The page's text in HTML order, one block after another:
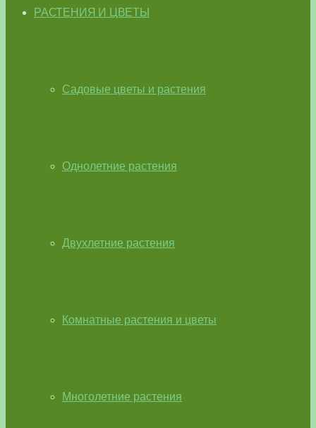
РАСТЕНИЯ И ЦВЕТЫ
Садовые цветы и растения
Однолетние растения
Двухлетние растения
Комнатные растения и цветы
Многолетние растения